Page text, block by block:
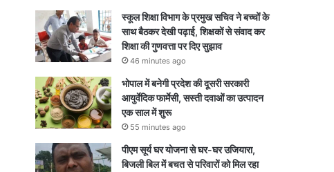
स्कूल शिक्षा विभाग के प्रमुख सचिव ने बच्चों के
साथ बैठकर देखी पढ़ाई, शिक्षकों से संवाद कर
शिक्षा की गुणवत्ता पर दिए सुझाव
46 minutes ago
भोपाल में बनेगी प्रदेश की दूसरी सरकारी
आयुर्वेदिक फार्मेसी, सस्ती दवाओं का उत्पादन
एक साल में शुरू
55 minutes ago
पीएम सूर्य घर योजना से घर-घर उजियारा,
बिजली बिल में बचत से परिवारों को मिल रहा